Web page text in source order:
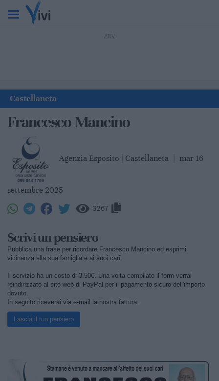
Castellaneta
Francesco Mancino
Agenzia Esposito | Castellaneta mar 16
settembre 2025
3267
Scrivi un pensiero
Pubblica una frase per ricordare Francesco Mancino ed esprimi
vicinanza alla sua famiglia e ai suoi cari.
Il servizio ha un costo di 3.50€. Una volta compilato il form verrai
reindirizzato al sito web di PayPal per il pagamento sicuro dell'importo
dovuto.
In seguito riceverai via e-mail la nostra fattura.
Lascia il tuo pensiero